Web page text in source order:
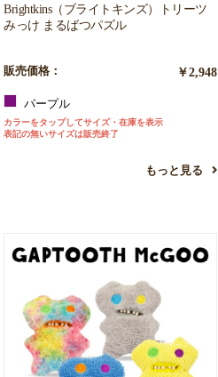
Brightkins（ブライトキンズ）トリーツ
みっけ まるばつパズル
販売価格： ￥2,948
パープル
カラーをタップしてサイズ・在庫を表示
表記の無いサイズは販売終了
もっと見る